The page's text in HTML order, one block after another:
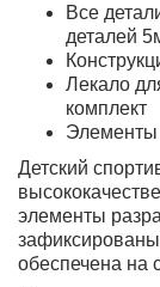
Все
деталей
Лекало
комплект
Элементы
Детский
элементы
обеспечена на